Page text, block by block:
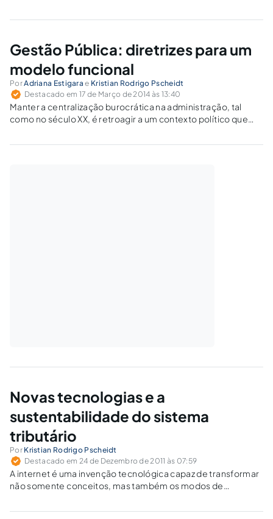
admitir isso.
Gestão Pública: diretrizes para um
modelo funcional
PorAdriana Estigara e Kristian Rodrigo Pscheidt
Destacado em 17 de Março de 2014 às 13:40
Manter a centralização burocrática na administração, tal
como no século XX, é retroagir a um contexto político que
economia pela força coercitiva, não mais condizente com o
Novas tecnologias e a
sustentabilidade do sistema
tributário
Por Kristian Rodrigo Pscheidt
Destacado em 24 de Dezembro de 2011 às 07:59
A internet é uma invenção tecnológica capaz de transformar
não somente conceitos, mas também os modos de